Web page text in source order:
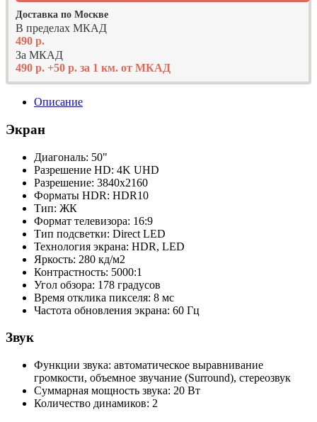
Доставка по Москве
В пределах МКАД
490 р.
За МКАД
490 р. +50 р. за 1 км. от МКАД
Описание
Экран
Диагональ: 50"
Разрешение HD: 4K UHD
Разрешение: 3840x2160
Форматы HDR: HDR10
Тип: ЖК
Формат телевизора: 16:9
Тип подсветки: Direct LED
Технология экрана: HDR, LED
Яркость: 280 кд/м2
Контрастность: 5000:1
Угол обзора: 178 градусов
Время отклика пикселя: 8 мс
Частота обновления экрана: 60 Гц
Звук
Функции звука: автоматическое выравнивание
громкости, объемное звучание (Surround), стереозвук
Суммарная мощность звука: 20 Вт
Количество динамиков: 2